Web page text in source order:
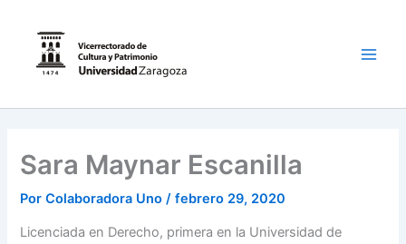
contenido
Sara Maynar Escanilla
PorColaboradora Uno/febrero 29, 2020
Licenciada en Derecho, primera en la Universidad de